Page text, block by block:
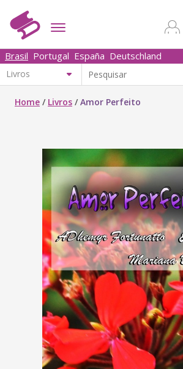
Brasil Portugal España Deutschland
Home / Livros /Amor Perfeito